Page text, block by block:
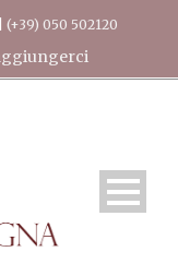
(+39) 050 502120